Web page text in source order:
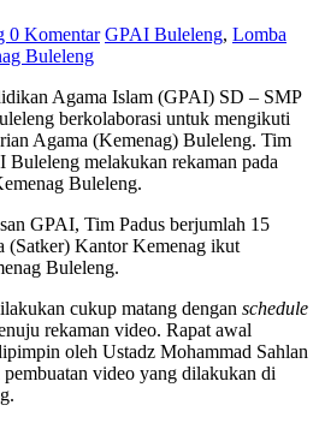
0 Komentar GPAI Buleleng, Lomba
Buleleng
Agama Islam (GPAI) SD – SMP
berkolaborasi untuk mengikuti
Agama (Kemenag) Buleleng. Tim
Buleleng melakukan rekaman pada
Buleleng.
GPAI, Tim Padus berjumlah 15
(Satker) Kantor Kemenag ikut
Buleleng.
cukup matang dengan schedule
rekaman video. Rapat awal
oleh Ustadz Mohammad Sahlan
video yang dilakukan di